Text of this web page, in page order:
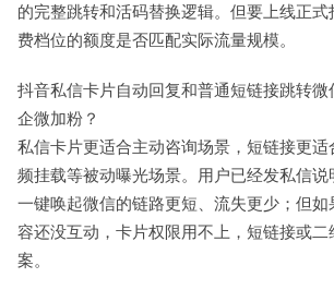
的完整跳转和活码替换逻辑。但要上线正
费档位的额度是否匹配实际流量规模。
抖音私信卡片自动回复和普通短链接跳转
企微加粉？
私信卡片更适合主动咨询场景，短链接更
频挂载等被动曝光场景。用户已经发私信
一键唤起微信的链路更短、流失更少；但
容还没互动，卡片权限用不上，短链接或
案。